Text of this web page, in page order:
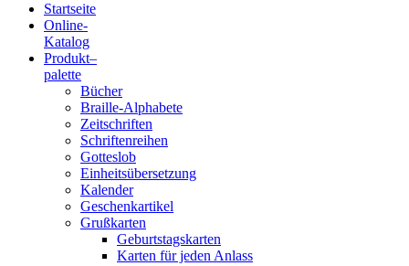
Blindenschrift-
Verlag
Druckerei
gGmbH
Startseite
Online-
Katalog
Produkt–
palette
Bücher
Braille-Alphabete
Zeitschriften
Schriftenreihen
Gotteslob
Einheitsübersetzung
Kalender
Geschenkartikel
Grußkarten
Geburtstagskarten
Karten für jeden Anlass